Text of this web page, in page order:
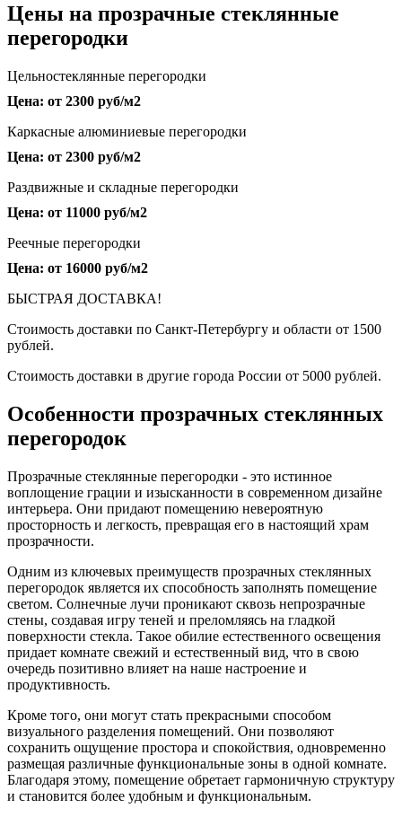
Цены на прозрачные стеклянные
перегородки
Цельностеклянные перегородки
Цена: от 2300 руб/м2
Каркасные алюминиевые перегородки
Цена: от 2300 руб/м2
Раздвижные и складные перегородки
Цена: от 11000 руб/м2
Реечные перегородки
Цена: от 16000 руб/м2
БЫСТРАЯ ДОСТАВКА!
Стоимость доставки по Санкт-Петербургу и области от 1500
рублей.
Стоимость доставки в другие города России от 5000 рублей.
Особенности прозрачных стеклянных
перегородок
Прозрачные стеклянные перегородки - это истинное
воплощение грации и изысканности в современном дизайне
интерьера. Они придают помещению невероятную
просторность и легкость, превращая его в настоящий храм
прозрачности.
Одним из ключевых преимуществ прозрачных стеклянных
перегородок является их способность заполнять помещение
светом. Солнечные лучи проникают сквозь непрозрачные
стены, создавая игру теней и преломляясь на гладкой
поверхности стекла. Такое обилие естественного освещения
придает комнате свежий и естественный вид, что в свою
очередь позитивно влияет на наше настроение и
продуктивность.
Кроме того, они могут стать прекрасными способом
визуального разделения помещений. Они позволяют
сохранить ощущение простора и спокойствия, одновременно
размещая различные функциональные зоны в одной комнате.
Благодаря этому, помещение обретает гармоничную структуру
и становится более удобным и функциональным.